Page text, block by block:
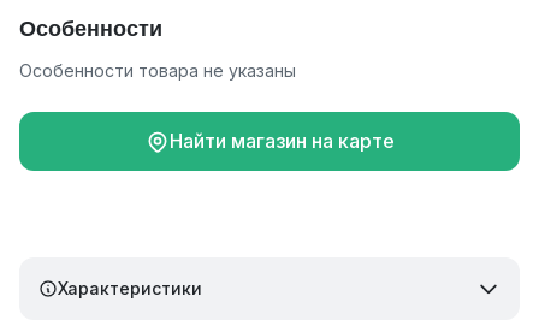
Особенности
Особенности товара не указаны
Найти магазин на карте
Характеристики